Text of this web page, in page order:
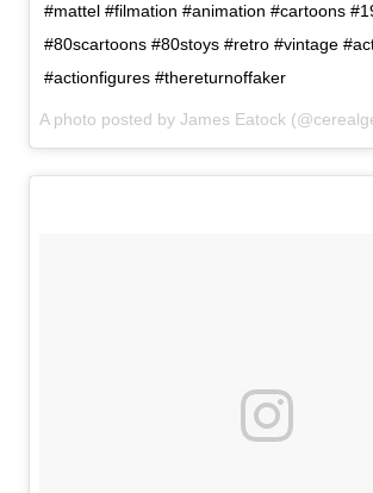
#mattel #filmation #animation #cartoons
#80scartoons #80stoys #retro #vintage
#actionfigures #thereturnoffaker
A photo posted by James Eatock